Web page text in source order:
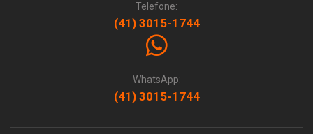
Telefone:
(41) 3015-1744
WhatsApp:
(41) 3015-1744